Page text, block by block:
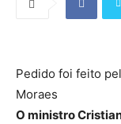
Pedido foi feito
Moraes
O ministro